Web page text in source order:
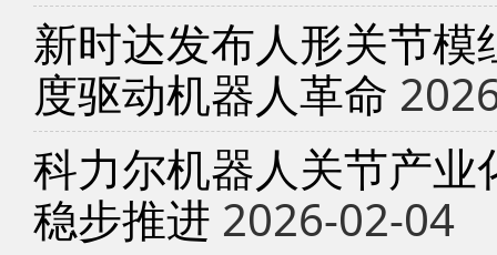
新时达发布人形关节
度驱动机器人革命
科力尔机器人关节产
稳步推进 2026-02-04